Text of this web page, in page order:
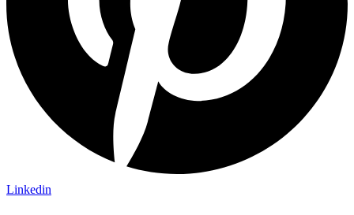
Linkedin